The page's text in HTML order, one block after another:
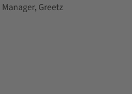
Greetz